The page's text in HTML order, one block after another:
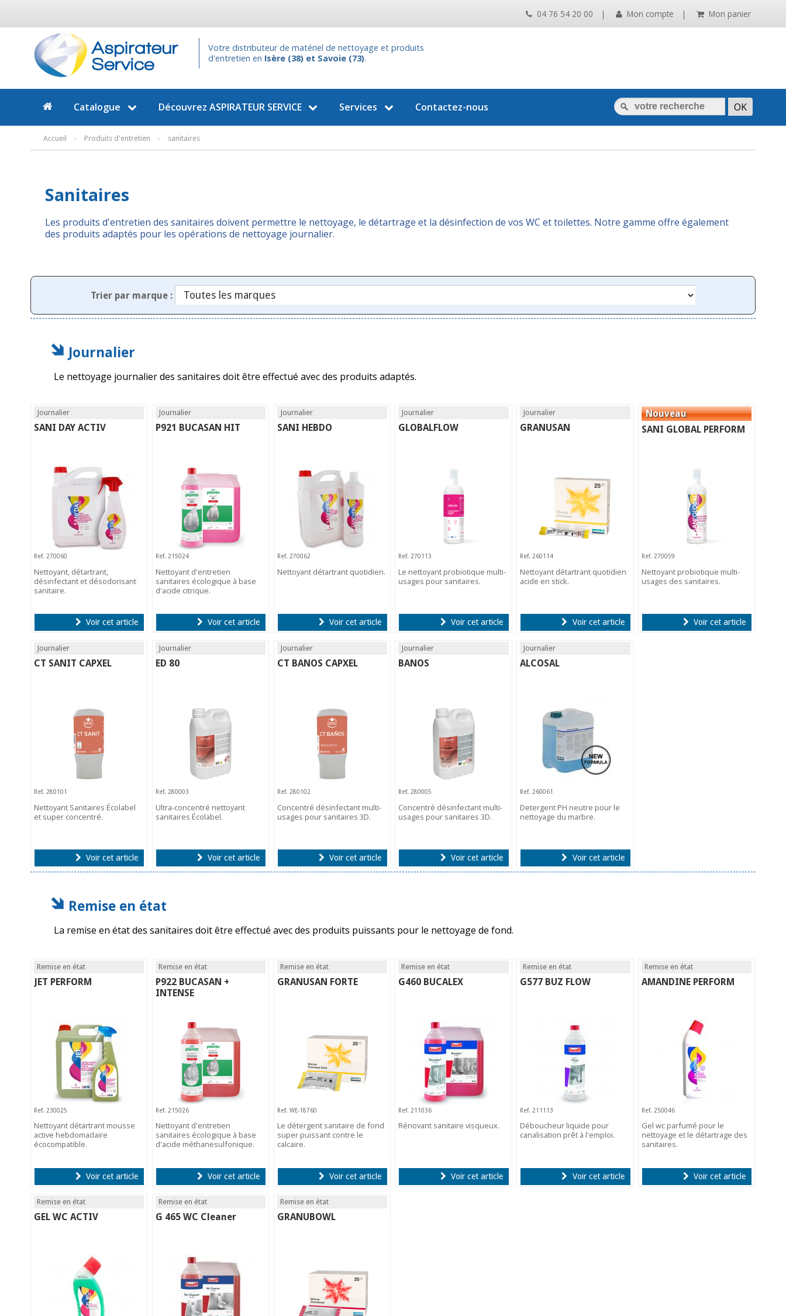
04 76 54 20 00 | Mon compte | Mon panier
Votre distributeur de matériel de nettoyage et produits
d'entretien en Isère (38) et Savoie (73).
Catalogue Découvrez ASPIRATEUR SERVICE Services Contactez-nous
Accueil › Produits d'entretien › sanitaires
Sanitaires
Les produits d'entretien des sanitaires doivent permettre le nettoyage, le détartrage et la désinfection de vos WC et toilettes. Notre gamme offre également
des produits adaptés pour les opérations de nettoyage journalier.
Trier par marque :
Journalier
Le nettoyage journalier des sanitaires doit être effectué avec des produits adaptés.
Journalier
SANI DAY ACTIV
Ref. 270060
Nettoyant, détartrant,
désinfectant et désodorisant
sanitaire.
Voir cet article
Journalier
P921 BUCASAN HIT
Ref. 215024
Nettoyant d'entretien
sanitaires écologique à base
d'acide citrique.
Voir cet article
Journalier
SANI HEBDO
Ref. 270062
Nettoyant détartrant quotidien.
Voir cet article
Journalier
GLOBALFLOW
Ref. 270113
Le nettoyant probiotique multi-
usages pour sanitaires.
Voir cet article
Journalier
GRANUSAN
Ref. 260114
Nettoyant détartrant quotidien
acide en stick.
Voir cet article
SANI GLOBAL PERFORM
Ref. 270059
Nettoyant probiotique multi-
usages des sanitaires.
Voir cet article
Journalier
CT SANIT CAPXEL
Ref. 280101
Nettoyant Sanitaires Écolabel
et super concentré.
Voir cet article
Journalier
ED 80
Ref. 280003
Ultra-concentré nettoyant
sanitaires Écolabel.
Voir cet article
Journalier
CT BANOS CAPXEL
Ref. 280102
Concentré désinfectant multi-
usages pour sanitaires 3D.
Voir cet article
Journalier
BANOS
Ref. 280005
Concentré désinfectant multi-
usages pour sanitaires 3D.
Voir cet article
Journalier
ALCOSAL
Ref. 260061
Detergent PH neutre pour le
nettoyage du marbre.
Voir cet article
Remise en état
La remise en état des sanitaires doit être effectué avec des produits puissants pour le nettoyage de fond.
Remise en état
JET PERFORM
Ref. 230025
Nettoyant détartrant mousse
active hebdomadaire
écocompatible.
Voir cet article
Remise en état
P922 BUCASAN +
INTENSE
Ref. 215026
Nettoyant d'entretien
sanitaires écologique à base
d'acide méthanesulfonique.
Voir cet article
Remise en état
GRANUSAN FORTE
Ref. WE-18760
Le détergent sanitaire de fond
super puissant contre le
calcaire.
Voir cet article
Remise en état
G460 BUCALEX
Ref. 211036
Rénovant sanitaire visqueux.
Voir cet article
Remise en état
G577 BUZ FLOW
Ref. 211113
Déboucheur liquide pour
canalisation prêt à l'emploi.
Voir cet article
Remise en état
AMANDINE PERFORM
Ref. 250046
Gel wc parfumé pour le
nettoyage et le détartrage des
sanitaires.
Voir cet article
Remise en état
GEL WC ACTIV
Remise en état
G 465 WC Cleaner
Remise en état
GRANUBOWL